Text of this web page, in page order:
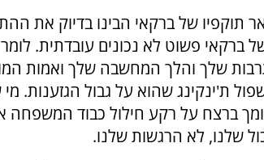
תוקפיו של ברקאי הבינו בדיוק את
ברקאי פשוט לא נכונים עובדתית.
שלך והלך המחשבה שלך ואמות
ת'ינקינג שהוא על גבול
ברצח על רקע חילול כבוד המשפחה
שלנו, לא הרגשות שלנו.